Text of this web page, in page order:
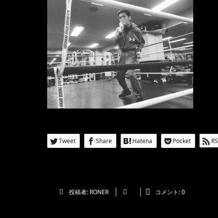
Tweet Share Hatena Pocket
投稿者: RONER コメント:0